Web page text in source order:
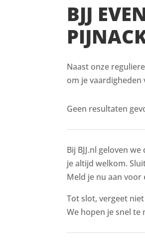
BJJ
Naast onze
om je
Geen resultaten
Bij BJJ.nl geloven
je altijd welkom.
Meld je nu aan voor
Tot slot, vergeet
We hopen je snel te